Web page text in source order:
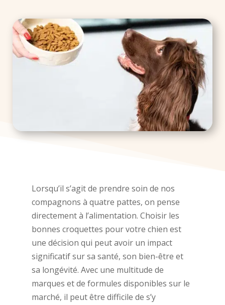
Lorsqu’il s’agit de prendre soin de nos
compagnons à quatre pattes, on pense
directement à l’alimentation. Choisir les
bonnes croquettes pour votre chien est
une décision qui peut avoir un impact
significatif sur sa santé, son bien-être et
sa longévité. Avec une multitude de
marques et de formules disponibles sur le
marché, il peut être difficile de s’y